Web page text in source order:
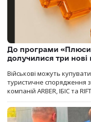
До програми
долучилися три
Військові можуть
туристичне спорядження
компаній ARBER, ІБІС та